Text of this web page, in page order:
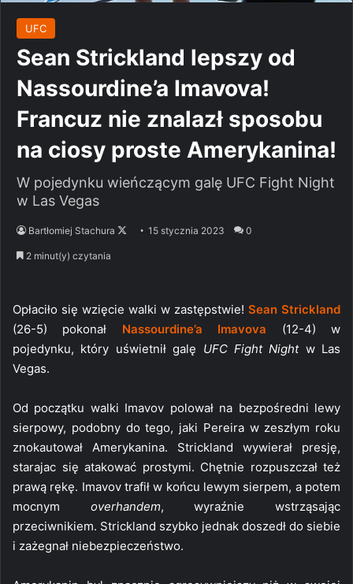
UFC
Sean Strickland lepszy od
Nassourdine’a Imavova!
Francuz nie znalazł sposobu
na ciosy proste Amerykanina!
W pojedynku wieńczącym galę UFC Fight Night
w Las Vegas
Bartłomiej Stachura
Follow15 stycznia 2023 0
2 minut(y) czytania
Opłaciło się wzięcie walki w zastępstwie! Sean Strickland
(26-5) pokonał Nassourdine’a Imavova (12-4) w
pojedynku, który uświetnił galę UFC Fight Nightw Las
Vegas.
Od początku walki Imavov polował na bezpośredni lewy
sierpowy, podobny do tego, jaki Pereira w zeszłym roku
znokautował Amerykanina. Strickland wywierał presję,
starajac się atakować prostymi. Chętnie rozpuszczał też
prawą rękę. Imavov trafił w końcu lewym sierpem, a potem
mocnym overhandem, wyraźnie wstrząsając
przeciwnikiem. Strickland szybko jednak doszedł do siebie
i zażegnał niebezpieczeństwo.